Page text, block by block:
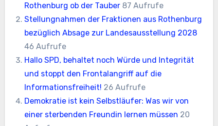
Rothenburg ob der Tauber 87 Aufrufe
Stellungnahmen der Fraktionen aus Rothenburg
bezüglich Absage zur Landesausstellung 2028
46 Aufrufe
Hallo SPD, behaltet noch Würde und Integrität
und stoppt den Frontalangriff auf die
Informationsfreiheit! 26 Aufrufe
Demokratie ist kein Selbstläufer: Was wir von
einer sterbenden Freundin lernen müssen 20